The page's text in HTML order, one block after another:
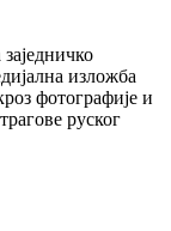
изложба
фотографије и
руског